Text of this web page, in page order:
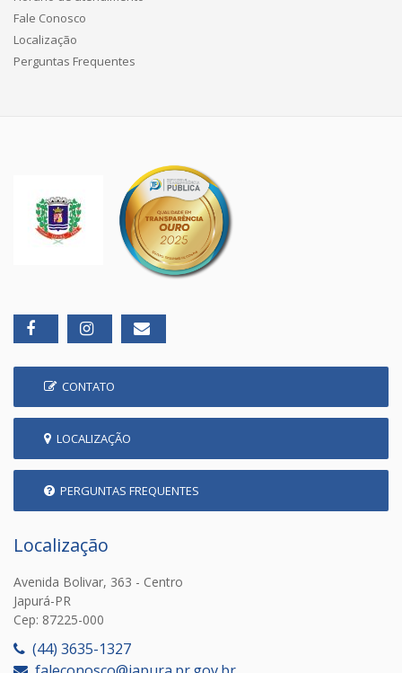
Fale Conosco
Localização
Perguntas Frequentes
CONTATO
LOCALIZAÇÃO
PERGUNTAS FREQUENTES
Localização
Avenida Bolivar, 363 - Centro
Japurá-PR
Cep: 87225-000
(44) 3635-1327